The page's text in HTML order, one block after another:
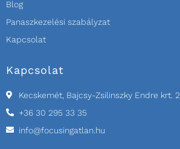
Blog
Panaszkezelési szabályzat
Kapcsolat
Kapcsolat
Kecskemét, Bajcsy-Zsilinszky Endre krt. 2.
+36 30 295 33 35
info@focusingatlan.hu